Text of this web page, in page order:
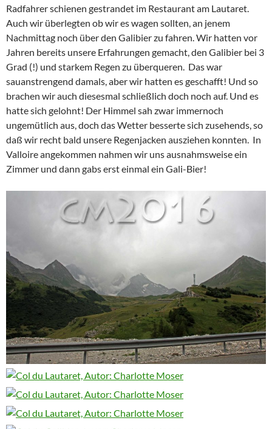
Radfahrer schienen gestrandet im Restaurant am Lautaret.
Auch wir überlegten ob wir es wagen sollten, an jenem
Nachmittag noch über den Galibier zu fahren. Wir hatten vor
Jahren bereits unsere Erfahrungen gemacht, den Galibier bei 3
Grad (!) und starkem Regen zu überqueren. Das war
sauanstrengend damals, aber wir hatten es geschafft! Und so
brachen wir auch diesesmal schließlich doch noch auf. Und es
hatte sich gelohnt! Der Himmel sah zwar immernoch
ungemütlich aus, doch das Wetter besserte sich zusehends, so
daß wir recht bald unsere Regenjacken ausziehen konnten. In
Valloire angekommen nahmen wir uns ausnahmsweise ein
Zimmer und dann gabs erst einmal ein Gali-Bier!